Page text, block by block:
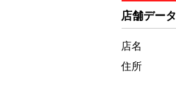
店舗データ
店名
住所